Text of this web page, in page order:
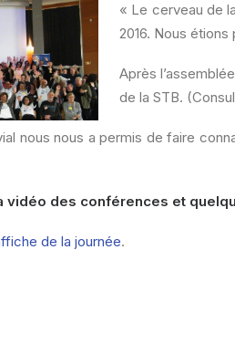
« Le cerveau de
2016. Nous
Après
de la STB.
nous nous a permis de faire
vidéo des conférences et
de la journée.